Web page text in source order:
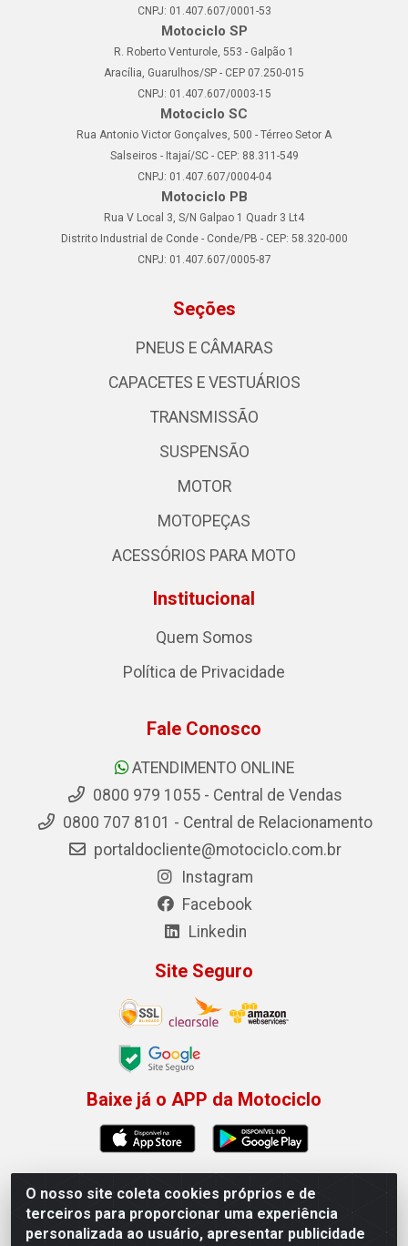
O nosso site coleta cookies próprios e de
terceiros para proporcionar uma experiência
personalizada ao usuário, apresentar publicidade
CNPJ: 01.407.607/0001-53
Motociclo SP
R. Roberto Venturole, 553 - Galpão 1
Aracília, Guarulhos/SP - CEP 07.250-015
CNPJ: 01.407.607/0003-15
Motociclo SC
Rua Antonio Victor Gonçalves, 500 - Térreo Setor A
Salseiros - Itajaí/SC - CEP: 88.311-549
CNPJ: 01.407.607/0004-04
Motociclo PB
Rua V Local 3, S/N Galpao 1 Quadr 3 Lt4
Distrito Industrial de Conde - Conde/PB - CEP: 58.320-000
CNPJ: 01.407.607/0005-87
Seções
PNEUS E CÂMARAS
CAPACETES E VESTUÁRIOS
TRANSMISSÃO
SUSPENSÃO
MOTOR
MOTOPEÇAS
ACESSÓRIOS PARA MOTO
Institucional
Quem Somos
Política de Privacidade
Fale Conosco
ATENDIMENTO ONLINE
0800 979 1055 - Central de Vendas
0800 707 8101 - Central de Relacionamento
portaldocliente@motociclo.com.br
Instagram
Facebook
Linkedin
Site Seguro
Baixe já o APP da Motociclo
Motociclo - Rua Francisco Sousa dos Santos, 731 -
Jardim Limoeiro, Serra/ES - CEP 29.164-153 - CNPJ